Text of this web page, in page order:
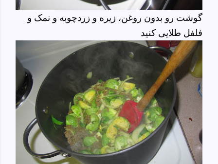
گوشت رو بدون روغن، زیره و زردچوبه و نمک و
فلفل طلایی کنید